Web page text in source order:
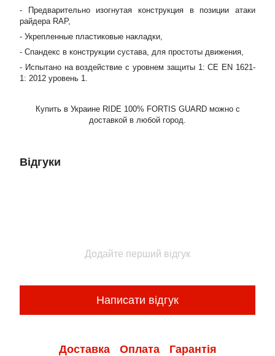
- Предварительно изогнутая конструкция в позиции атаки
райдера RAP,
- Укрепленные пластиковые накладки,
- Спандекс в конструкции сустава, для простоты движения,
- Испытано на воздействие с уровнем защиты 1: CE EN 1621-
1: 2012 уровень 1.
Купить в Украине RIDE 100% FORTIS GUARDможно с
доставкой в любой город.
Відгуки
Додайте перший відгук
Написати відгук
Доставка Оплата Гарантія